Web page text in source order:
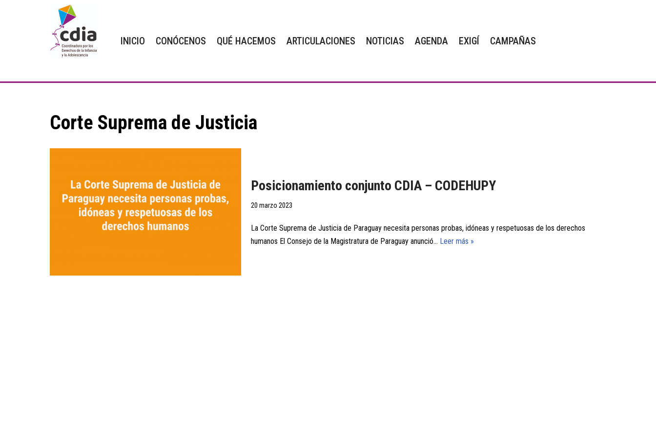
INICIO CONÓCENOS QUÉ HACEMOS ARTICULACIONES NOTICIAS AGENDA EXIGÍ CAMPAÑAS
Corte Suprema de Justicia
Posicionamiento conjunto CDIA – CODEHUPY
20 marzo 2023
La Corte Suprema de Justicia de Paraguay necesita personas probas, idóneas y respetuosas de los derechos
humanos El Consejo de la Magistratura de Paraguay anunció… Leer más »